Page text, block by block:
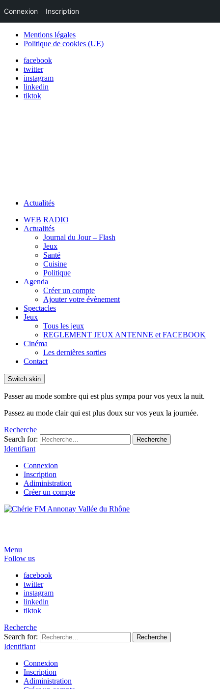
Mentions légales
Politique de cookies (UE)
facebook
twitter
instagram
linkedin
tiktok
Actualités
WEB RADIO
Actualités
Journal du Jour – Flash
Jeux
Santé
Cuisine
Politique
Agenda
Créer un compte
Ajouter votre évènement
Spectacles
Jeux
Tous les jeux
REGLEMENT JEUX ANTENNE et FACEBOOK
Cinéma
Les dernières sorties
Contact
Switch skin
Passer au mode sombre qui est plus sympa pour vos yeux la nuit.
Passez au mode clair qui est plus doux sur vos yeux la journée.
Recherche
Search for:
Recherche
Identifiant
Connexion
Inscription
Adiministration
Créer un compte
Menu
Follow us
facebook
twitter
instagram
linkedin
tiktok
Recherche
Search for:
Recherche
Identifiant
Connexion
Inscription
Adiministration
Connexion Inscription